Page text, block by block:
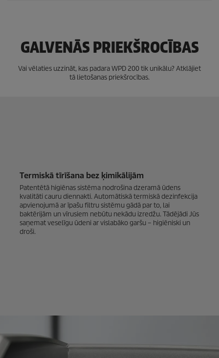
GALVENĀS PRIEKŠROCĪBAS
Vai vēlaties uzzināt, kas padara WPD 200 tik unikālu? Atklājiet
tā lietošanas priekšrocības.
Termiskā tīrīšana bez ķimikālijām
Patentētā higiēnas sistēma nodrošina dzeramā ūdens
kvalitāti cauru diennakti. Automātiskā termiskā dezinfekcija
apvienojumā ar īpašu filtru sistēmu gādā par to, lai
baktērijām un vīrusiem nebūtu nekādu izredžu. Tādējādi Jūs
saņemat veselīgu ūdeni ar vislabāko garšu – higiēniski un
droši.